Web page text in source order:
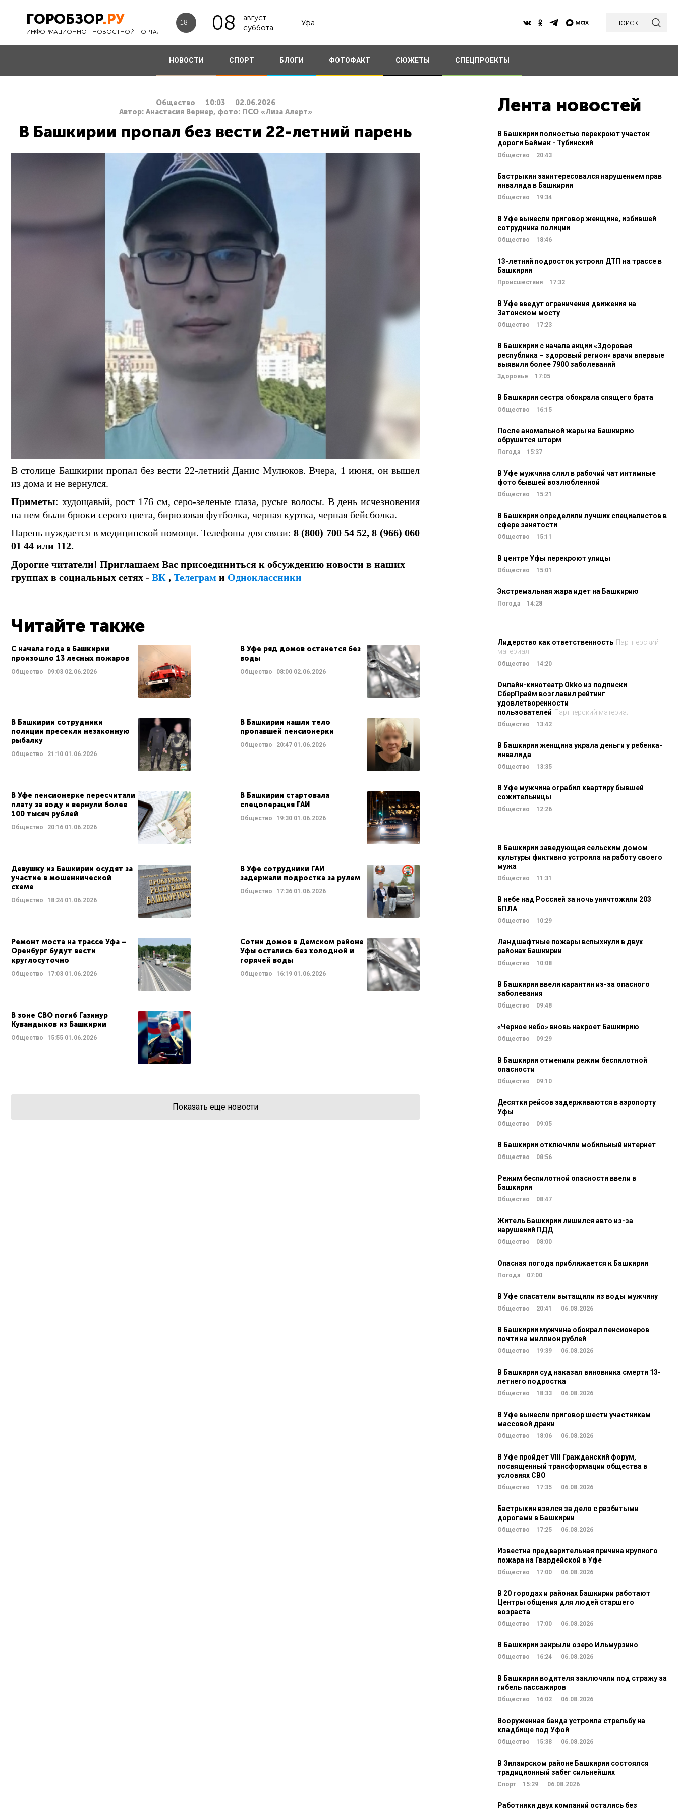
ГОРОБЗОР.РУ
ИНФОРМАЦИОННО - НОВОСТНОЙ ПОРТАЛ
18+ 08
август
суббота
Уфа поиск
НОВОСТИ СПОРТ БЛОГИ ФОТОФАКТ СЮЖЕТЫ СПЕЦПРОЕКТЫ
Общество 10:03
02.06.2026
Автор: Анастасия Вернер, фото: ПСО «Лиза Алерт»
В Башкирии пропал без вести 22-летний парень
В столице Башкирии пропал без вести 22-летний Данис Мулюков. Вчера, 1 июня, он вышел
из дома и не вернулся.
Приметы: худощавый, рост 176 см, серо-зеленые глаза, русые волосы. В день исчезновения
на нем были брюки серого цвета, бирюзовая футболка, черная куртка, черная бейсболка.
Парень нуждается в медицинской помощи. Телефоны для связи:8 (800) 700 54 52, 8 (966) 060
01 44 или 112.
Дорогие читатели! Приглашаем Вас присоединиться к обсуждению новости в наших
группах в социальных сетях - ВК , Телеграм и Одноклассники
Читайте также
С начала года в Башкирии
произошло 13 лесных пожаров
Общество 09:03 02.06.2026
В Уфе ряд домов останется без
воды
Общество 08:0002.06.2026
В Башкирии сотрудники
полиции пресекли незаконную
рыбалку
Общество 21:10 01.06.2026
В Башкирии нашли тело
пропавшей пенсионерки
Общество 20:4701.06.2026
В Уфе пенсионерке пересчитали
плату за воду и вернули более
100 тысяч рублей
Общество 20:16 01.06.2026
В Башкирии стартовала
спецоперация ГАИ
Общество 19:3001.06.2026
Девушку из Башкирии осудят за
участие в мошеннической
схеме
Общество 18:24 01.06.2026
В Уфе сотрудники ГАИ
задержали подростка за рулем
Общество 17:3601.06.2026
Ремонт моста на трассе Уфа –
Оренбург будут вести
круглосуточно
Общество 17:03 01.06.2026
Сотни домов в Демском районе
Уфы остались без холодной и
горячей воды
Общество 16:1901.06.2026
В зоне СВО погиб Газинур
Кувандыков из Башкирии
Общество 15:55 01.06.2026
Показать еще новости
Лента новостей
В Башкирии полностью перекроют участок
дороги Баймак - Тубинский
Общество 20:43
Бастрыкин заинтересовался нарушением прав
инвалида в Башкирии
Общество 19:34
В Уфе вынесли приговор женщине, избившей
сотрудника полиции
Общество 18:46
13-летний подросток устроил ДТП на трассе в
Башкирии
Происшествия 17:32
В Уфе введут ограничения движения на
Затонском мосту
Общество 17:23
В Башкирии с начала акции «Здоровая
республика – здоровый регион» врачи впервые
выявили более 7900 заболеваний
Здоровье 17:05
В Башкирии сестра обокрала спящего брата
Общество 16:15
После аномальной жары на Башкирию
обрушится шторм
Погода 15:37
В Уфе мужчина слил в рабочий чат интимные
фото бывшей возлюбленной
Общество 15:21
В Башкирии определили лучших специалистов в
сфере занятости
Общество 15:11
В центре Уфы перекроют улицы
Общество 15:01
Экстремальная жара идет на Башкирию
Погода 14:28
Лидерство как ответственность Партнерский
материал
Общество 14:20
Онлайн-кинотеатр Okko из подписки
СберПрайм возглавил рейтинг
удовлетворенности
пользователей Партнерский материал
Общество 13:42
В Башкирии женщина украла деньги у ребенка-
инвалида
Общество 13:35
В Уфе мужчина ограбил квартиру бывшей
сожительницы
Общество 12:26
В Башкирии заведующая сельским домом
культуры фиктивно устроила на работу своего
мужа
Общество 11:31
В небе над Россией за ночь уничтожили 203
БПЛА
Общество 10:29
Ландшафтные пожары вспыхнули в двух
районах Башкирии
Общество 10:08
В Башкирии ввели карантин из-за опасного
заболевания
Общество 09:48
«Черное небо» вновь накроет Башкирию
Общество 09:29
В Башкирии отменили режим беспилотной
опасности
Общество 09:10
Десятки рейсов задерживаются в аэропорту
Уфы
Общество 09:05
В Башкирии отключили мобильный интернет
Общество 08:56
Режим беспилотной опасности ввели в
Башкирии
Общество 08:47
Житель Башкирии лишился авто из-за
нарушений ПДД
Общество 08:00
Опасная погода приближается к Башкирии
Погода 07:00
В Уфе спасатели вытащили из воды мужчину
Общество 20:41 06.08.2026
В Башкирии мужчина обокрал пенсионеров
почти на миллион рублей
Общество 19:39 06.08.2026
В Башкирии суд наказал виновника смерти 13-
летнего подростка
Общество 18:33 06.08.2026
В Уфе вынесли приговор шести участникам
массовой драки
Общество 18:06 06.08.2026
В Уфе пройдет VIII Гражданский форум,
посвященный трансформации общества в
условиях СВО
Общество 17:35 06.08.2026
Бастрыкин взялся за дело с разбитыми
дорогами в Башкирии
Общество 17:25 06.08.2026
Известна предварительная причина крупного
пожара на Гвардейской в Уфе
Общество 17:00 06.08.2026
В 20 городах и районах Башкирии работают
Центры общения для людей старшего
возраста
Общество 17:00 06.08.2026
В Башкирии закрыли озеро Ильмурзино
Общество 16:24 06.08.2026
В Башкирии водителя заключили под стражу за
гибель пассажиров
Общество 16:02 06.08.2026
Вооруженная банда устроила стрельбу на
кладбище под Уфой
Общество 15:38 06.08.2026
В Зилаирском районе Башкирии состоялся
традиционный забег сильнейших
Спорт 15:29 06.08.2026
Работники двух компаний остались без